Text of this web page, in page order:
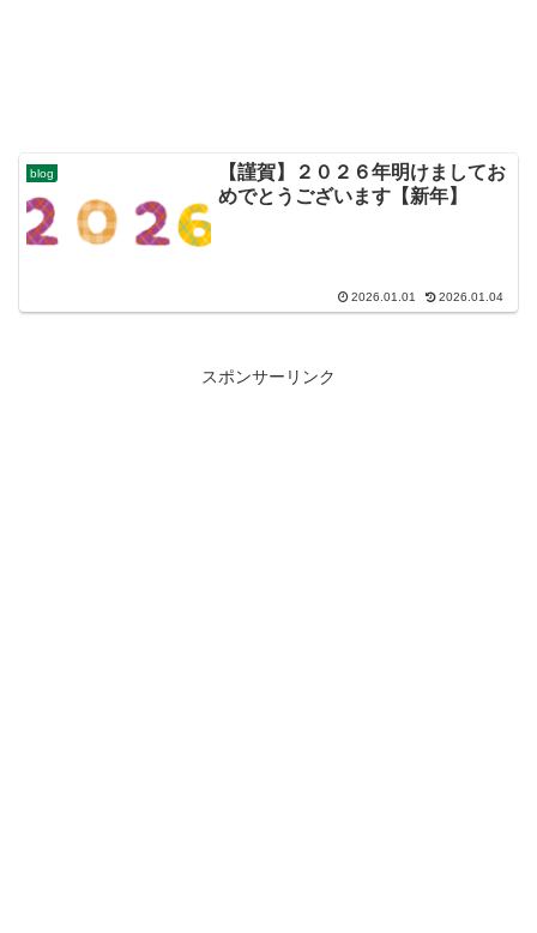
blog
【謹賀】２０２６年明けましてお
めでとうございます【新年】
2026.01.01 2026.01.04
スポンサーリンク